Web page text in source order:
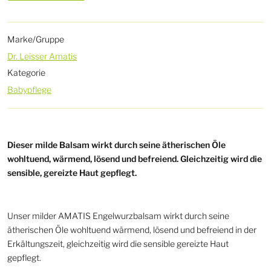
Marke/Gruppe
Dr. Leisser Amatis
Kategorie
Babypflege
Dieser milde Balsam wirkt durch seine ätherischen Öle
wohltuend, wärmend, lösend und befreiend. Gleichzeitig wird die
sensible, gereizte Haut gepflegt.
Unser milder AMATIS Engelwurzbalsam wirkt durch seine
ätherischen Öle wohltuend wärmend, lösend und befreiend in der
Erkältungszeit, gleichzeitig wird die sensible gereizte Haut
gepflegt.